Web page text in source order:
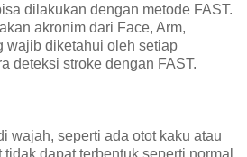
dilakukan dengan metode FAST.
akronim dari Face, Arm,
wajib diketahui oleh setiap
deteksi stroke dengan FAST.
wajah, seperti ada otot kaku atau